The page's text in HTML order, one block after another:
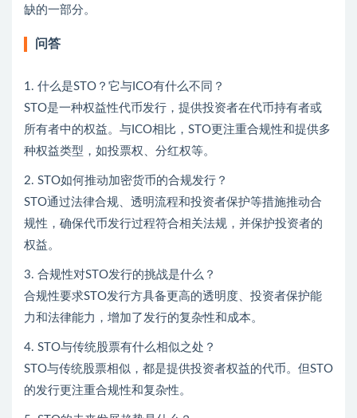
缺的一部分。
问答
1. 什么是STO？它与ICO有什么不同？
STO是一种权益性代币发行，提供投资者在代币持有者或
所有者中的权益。与ICO相比，STO更注重合规性和提供多
种权益类型，如投票权、分红权等。
2. STO如何推动加密货币的合规发行？
STO通过法律合规、透明流程和投资者保护等措施推动合
规性，确保代币发行过程符合相关法规，并保护投资者的
权益。
3. 合规性对STO发行的挑战是什么？
合规性要求STO发行方具备更高的透明度、投资者保护能
力和法律能力，增加了发行的复杂性和成本。
4. STO与传统股票有什么相似之处？
STO与传统股票相似，都是提供投资者权益的代币。但STO
的发行更注重合规性和复杂性。